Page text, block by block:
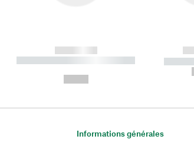
------------
----------- ----------- ----------
Informations générales